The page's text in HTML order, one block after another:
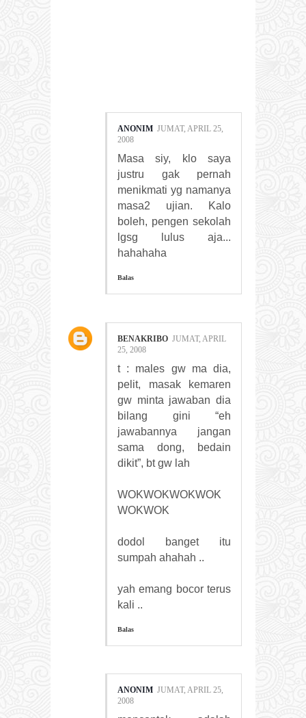
ANONIM JUMAT, APRIL 25,
2008
Masa siy, klo saya
justru gak pernah
menikmati yg namanya
masa2 ujian. Kalo
boleh, pengen sekolah
lgsg lulus aja...
hahahaha
Balas
BENAKRIBO JUMAT, APRIL
25, 2008
t : males gw ma dia,
pelit, masak kemaren
gw minta jawaban dia
bilang gini “eh
jawabannya jangan
sama dong, bedain
dikit”, bt gw lah
WOKWOKWOKWOK
WOKWOK
dodol banget itu
sumpah ahahah ..
yah emang bocor terus
kali ..
Balas
ANONIM JUMAT, APRIL 25,
2008